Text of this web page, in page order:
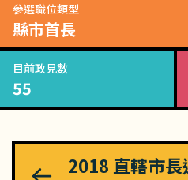
參選職位類型
縣市首長
目前政見數
55
2018 直轄市